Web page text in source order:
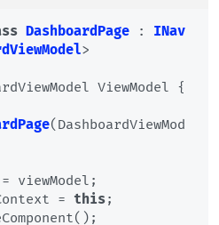
DashboardPage : INav
>
( DashboardViewMod
= this;